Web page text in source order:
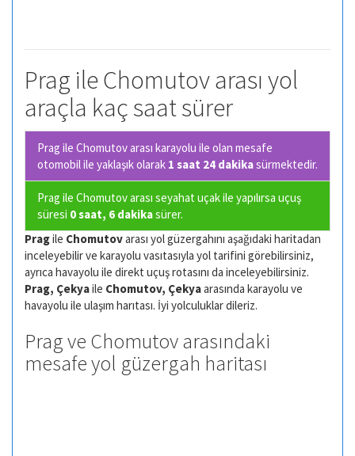
Prag ile Chomutov arası yol
araçla kaç saat sürer
Prag ile Chomutov arası karayolu ile olan mesafe
otomobil ile yaklaşık olarak 1 saat 24 dakikasürmektedir.
Prag ile Chomutov arası seyahat uçak ile yapılırsa uçuş
süresi 0 saat, 6 dakikasürer.
Pragile Chomutovarası yol güzergahını aşağıdaki haritadan
inceleyebilir ve karayolu vasıtasıyla yol tarifini görebilirsiniz,
ayrıca havayolu ile direkt uçuş rotasını da inceleyebilirsiniz.
Prag, Çekyaile Chomutov, Çekyaarasında karayolu ve
havayolu ile ulaşım harıtası. İyi yolculuklar dileriz.
Prag ve Chomutov arasındaki
mesafe yol güzergah haritası